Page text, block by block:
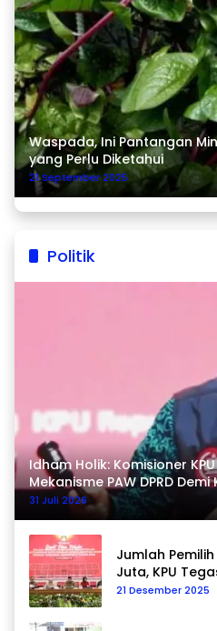
Waspada, Ini Pantangan
yang Perlu Diketahui
21 September 2025
Politik
Idham Holik: Komisioner
Mekanisme PAW DPRD
31 Juli 2026
Jumlah
Juta, KPU
Data
21 Desember 2025